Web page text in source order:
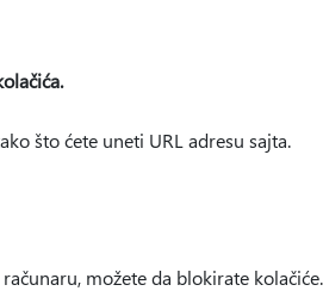
što ćete uneti URL adresu sajta.
možete da blokirate